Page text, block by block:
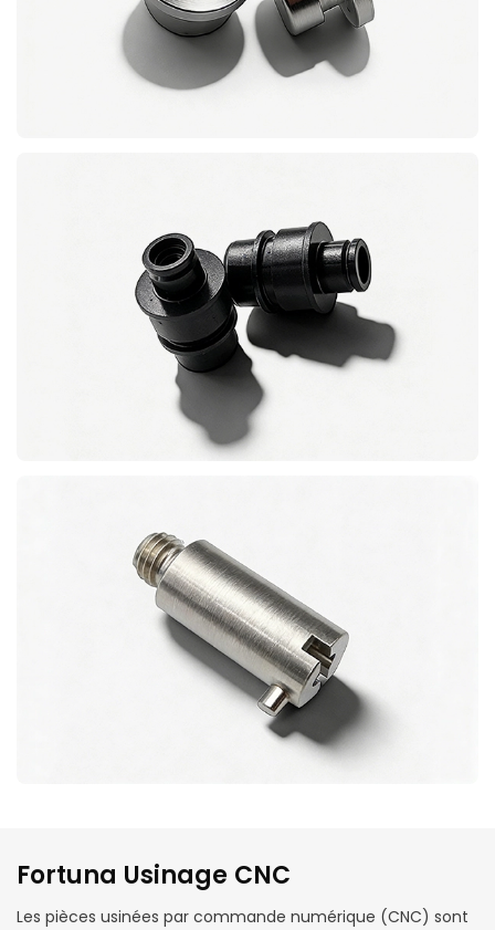
Fortuna Usinage CNC
Les pièces usinées par commande numérique (CNC) sont